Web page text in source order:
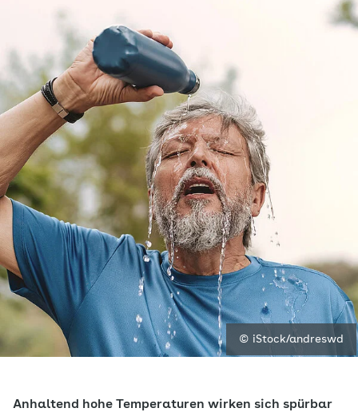
© iStock/andreswd
Anhaltend hohe Temperaturen wirken sich spürbar